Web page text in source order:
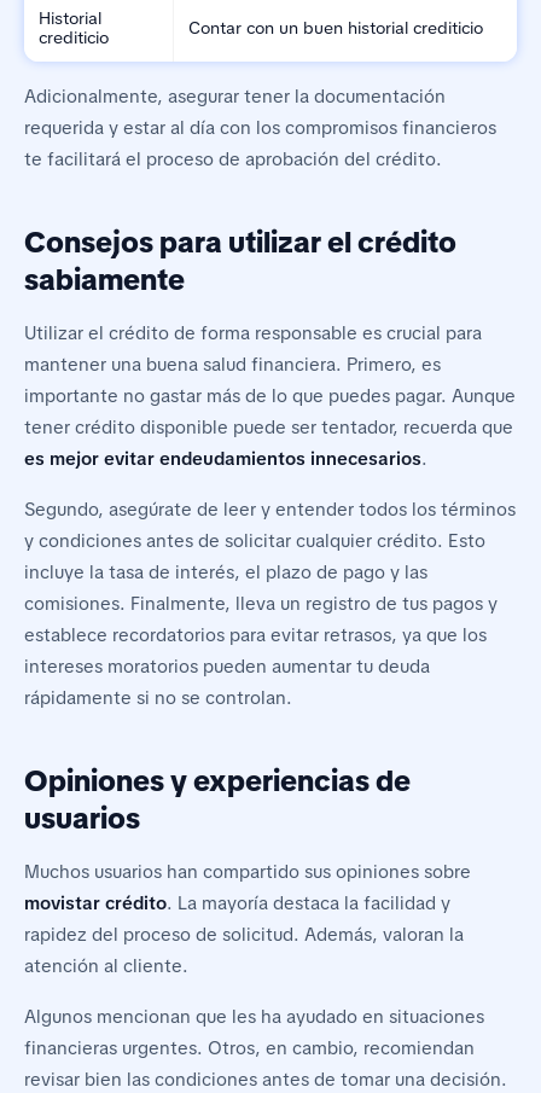
Historial
crediticio
Contar con un buen historial crediticio
Adicionalmente, asegurar tener la documentación
requerida y estar al día con los compromisos financieros
te facilitará el proceso de aprobación del crédito.
Consejos para utilizar el crédito
sabiamente
Utilizar el crédito de forma responsable es crucial para
mantener una buena salud financiera. Primero, es
importante no gastar más de lo que puedes pagar. Aunque
tener crédito disponible puede ser tentador, recuerda que
es mejor evitar endeudamientos innecesarios.
Segundo, asegúrate de leer y entender todos los términos
y condiciones antes de solicitar cualquier crédito. Esto
incluye la tasa de interés, el plazo de pago y las
comisiones. Finalmente, lleva un registro de tus pagos y
establece recordatorios para evitar retrasos, ya que los
intereses moratorios pueden aumentar tu deuda
rápidamente si no se controlan.
Opiniones y experiencias de
usuarios
Muchos usuarios han compartido sus opiniones sobre
movistar crédito. La mayoría destaca la facilidad y
rapidez del proceso de solicitud. Además, valoran la
atención al cliente.
Algunos mencionan que les ha ayudado en situaciones
financieras urgentes. Otros, en cambio, recomiendan
revisar bien las condiciones antes de tomar una decisión.